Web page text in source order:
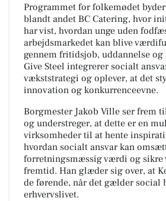
Programmet for folkemødet
blandt andet BC Catering, hvor
har vist, hvordan unge uden
arbejdsmarkedet kan blive
gennem fritidsjob, uddannelse
Give Steel integrerer socialt
vækststrategi og oplever, at det
innovation og konkurrenceevne.
Borgmester Jakob Ville ser frem
og understreger, at dette er en
virksomheder til at hente
hvordan socialt ansvar kan
forretningsmæssig værdi og sikre
fremtid. Han glæder sig over, at
de førende, når det gælder social
erhvervslivet.